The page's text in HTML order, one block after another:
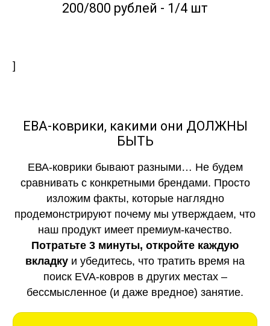
200/800 рублей - 1/4 шт
]
ЕВА-коврики, какими они ДОЛЖНЫ
БЫТЬ
ЕВА-коврики бывают разными… Не будем
сравнивать с конкретными брендами. Просто
изложим факты, которые наглядно
продемонстрируют почему мы утверждаем, что
наш продукт имеет премиум-качество.
Потратьте 3 минуты, откройте каждую
вкладку и убедитесь, что тратить время на
поиск EVA-ковров в других местах –
бессмысленное (и даже вредное) занятие.